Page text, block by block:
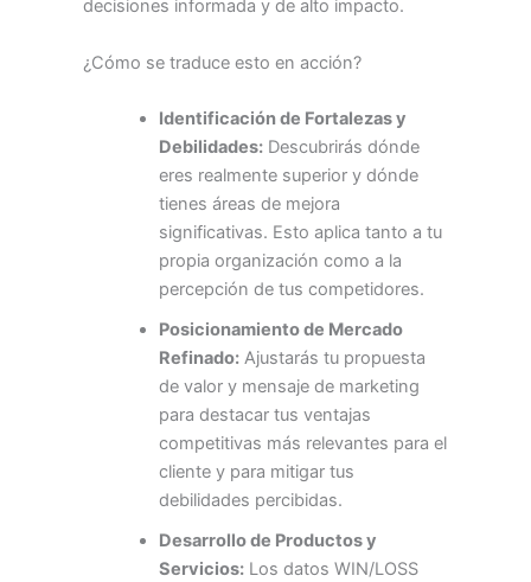
decisiones informada y de alto impacto.
¿Cómo se traduce esto en acción?
Identificación de Fortalezas y
Debilidades:Descubrirás dónde
eres realmente superior y dónde
tienes áreas de mejora
significativas. Esto aplica tanto a tu
propia organización como a la
percepción de tus competidores.
Posicionamiento de Mercado
Refinado:Ajustarás tu propuesta
de valor y mensaje de marketing
para destacar tus ventajas
competitivas más relevantes para el
cliente y para mitigar tus
debilidades percibidas.
Desarrollo de Productos y
Servicios:Los datos WIN/LOSS